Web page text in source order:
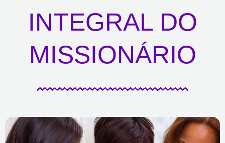
INTEGRAL DO
MISSIONÁRIO